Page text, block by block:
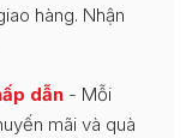
hàng. Nhận
dẫn - Mỗi
mãi và quà